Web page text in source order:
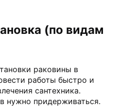
(по видам
раковины в
работы быстро и
сантехника.
нужно придерживаться.